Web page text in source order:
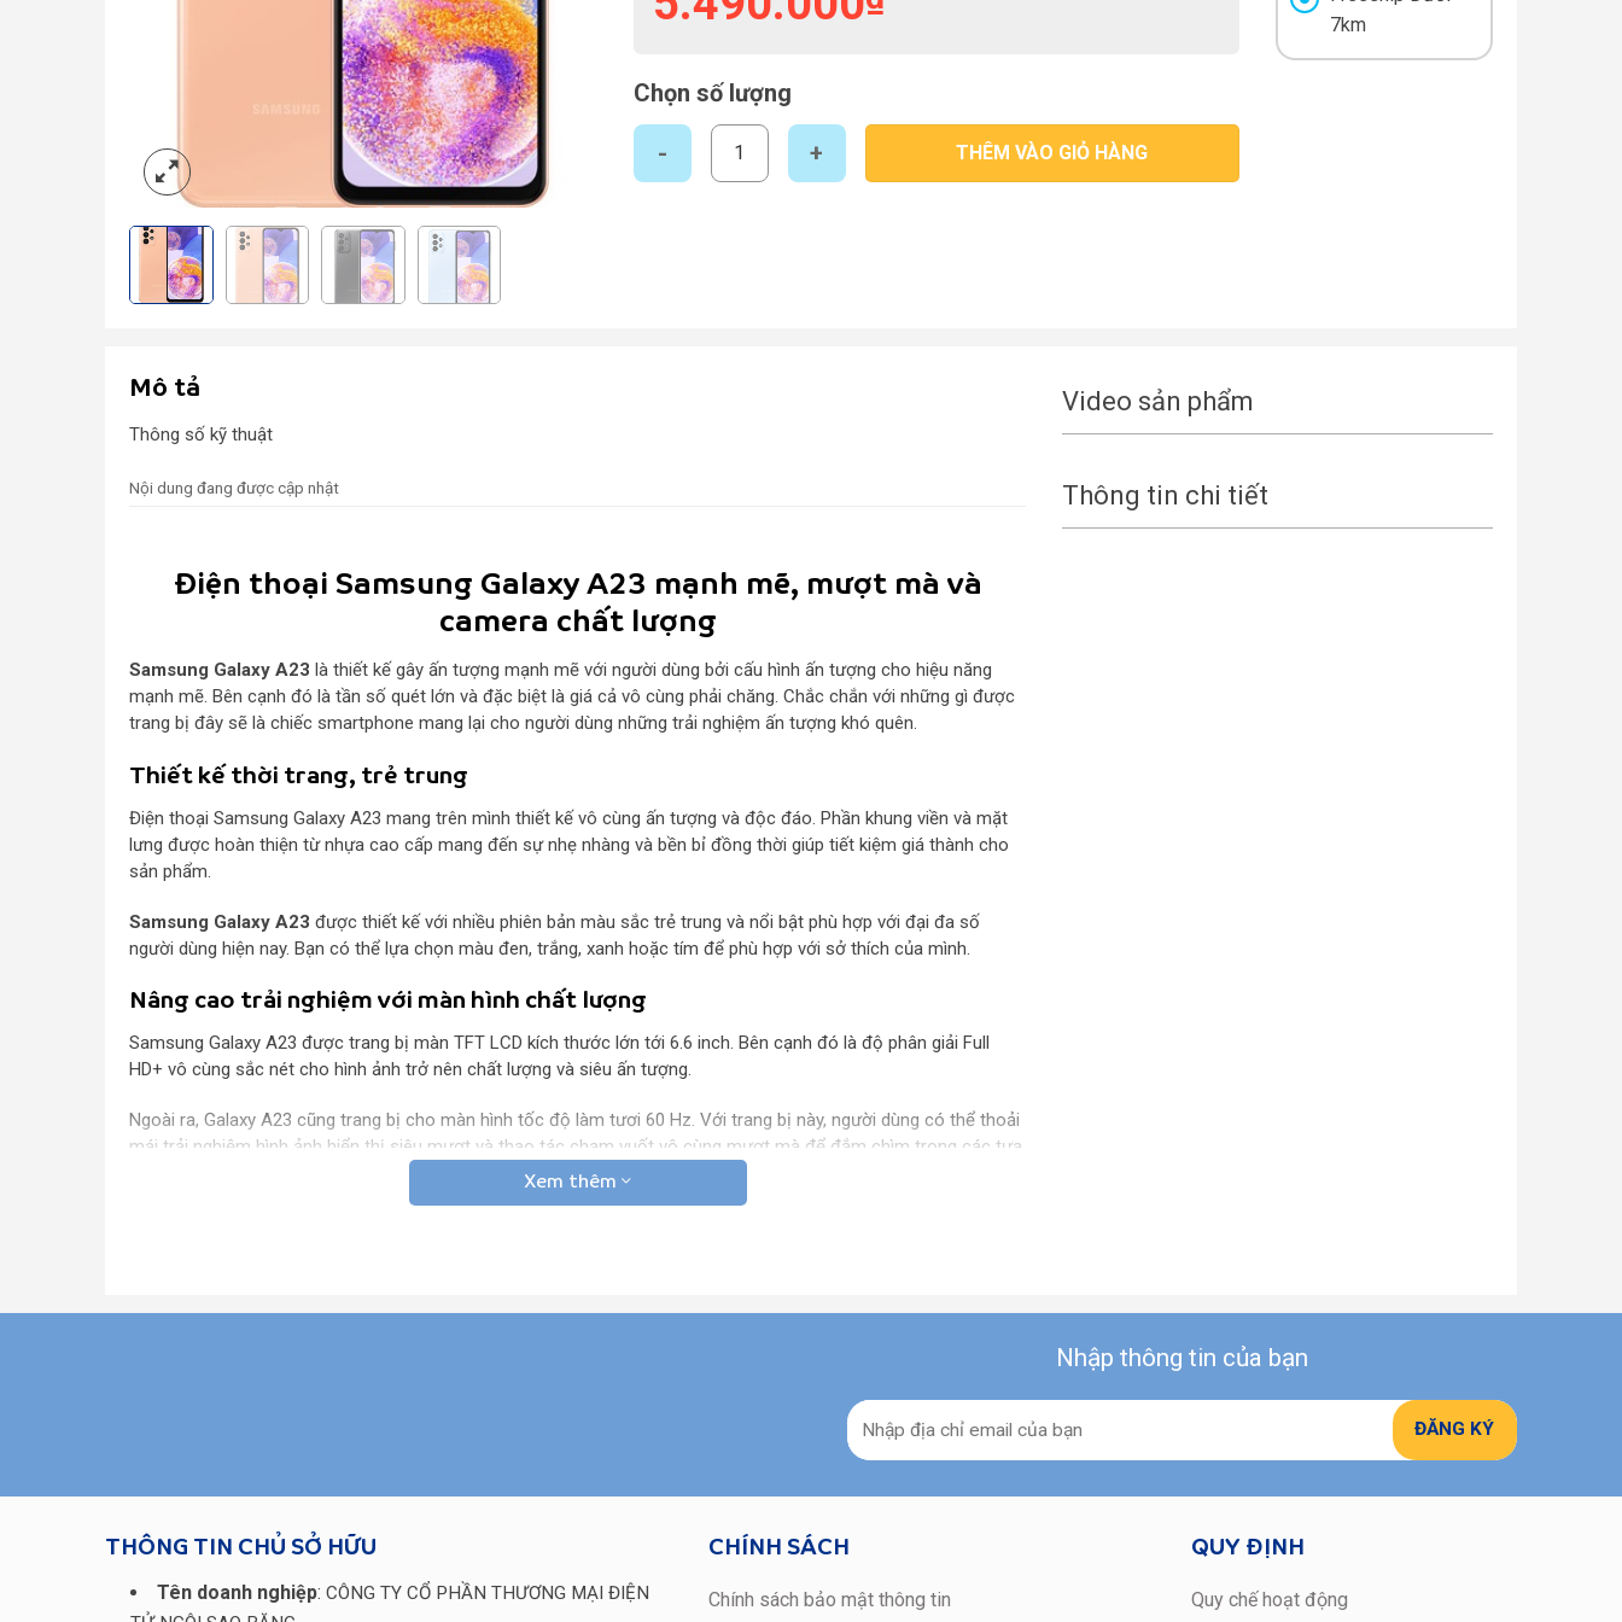
Chọn số lượng
Samsung Galaxy A23 LTE (4/128) số lượng
THÊM VÀO GIỎ HÀNG
7km
Mô tả
Thông số kỹ thuật
Nội dung đang được cập nhật
Điện thoại Samsung Galaxy A23 mạnh mẽ, mượt mà và
camera chất lượng
Samsung Galaxy A23 là thiết kế gây ấn tượng mạnh mẽ với người dùng bởi cấu hình ấn tượng cho hiệu năng
mạnh mẽ. Bên cạnh đó là tần số quét lớn và đặc biệt là giá cả vô cùng phải chăng. Chắc chắn với những gì được
trang bị đây sẽ là chiếc smartphone mang lại cho người dùng những trải nghiệm ấn tượng khó quên.
Thiết kế thời trang, trẻ trung
Điện thoại Samsung Galaxy A23 mang trên mình thiết kế vô cùng ấn tượng và độc đáo. Phần khung viền và mặt
lưng được hoàn thiện từ nhựa cao cấp mang đến sự nhẹ nhàng và bền bỉ đồng thời giúp tiết kiệm giá thành cho
sản phẩm.
Samsung Galaxy A23 được thiết kế với nhiều phiên bản màu sắc trẻ trung và nổi bật phù hợp với đại đa số
người dùng hiện nay. Bạn có thể lựa chọn màu đen, trắng, xanh hoặc tím để phù hợp với sở thích của mình.
Nâng cao trải nghiệm với màn hình chất lượng
Samsung Galaxy A23 được trang bị màn TFT LCD kích thước lớn tới 6.6 inch. Bên cạnh đó là độ phân giải Full
HD+ vô cùng sắc nét cho hình ảnh trở nên chất lượng và siêu ấn tượng.
Ngoài ra, Galaxy A23 cũng trang bị cho màn hình tốc độ làm tươi 60 Hz. Với trang bị này, người dùng có thể thoải
mái trải nghiệm hình ảnh hiển thị siêu mượt và thao tác chạm vuốt vô cùng mượt mà để đắm chìm trong các tựa
Samsung Galaxy A23 được cài đặt sẵn hệ điều hành Android 12, giao diện người dùng One UI 4.1 và dễ dàng nâng
cấp. Từ đó mang đến cho người dùng giao diện dễ dàng sử dụng. Kết nối Bluetooth cùng đầy đủ các cổng kết nối
Cụm 4 camera siêu chất cho hình ảnh chất lượng cao
phân giải 50MP cùng ống kính góc siêu rộng 5 MP. Camera macro và cảm biến đo độ sâu cùng độ phân giải 2 MP,
Xem thêm
Video sản phẩm
Thông tin chi tiết
Nhập thông tin của bạn
THÔNG TIN CHỦ SỞ HỮU
Tên doanh nghiệp: CÔNG TY CỔ PHẦN THƯƠNG MẠI ĐIỆN
CHÍNH SÁCH
Chính sách bảo mật thông tin
QUY ĐỊNH
Quy chế hoạt động